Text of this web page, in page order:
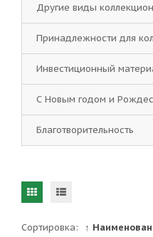
Сортировка: ↑
Другие виды
Принадлежности для
Инвестиционный
С Новым годом и
Благотворительность